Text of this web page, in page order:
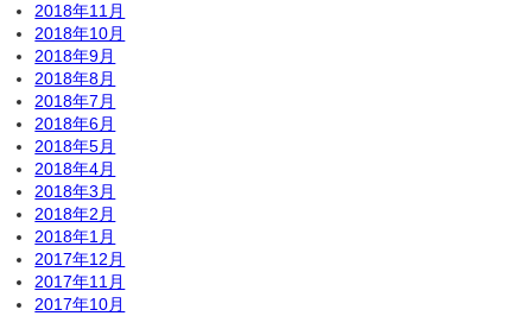
2018年11月
2018年10月
2018年9月
2018年8月
2018年7月
2018年6月
2018年5月
2018年4月
2018年3月
2018年2月
2018年1月
2017年12月
2017年11月
2017年10月